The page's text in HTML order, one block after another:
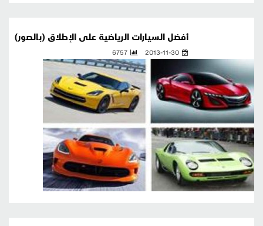
أفضل السيارات الرياضية على الإطلاق (بالصور)
2013-11-30
6757